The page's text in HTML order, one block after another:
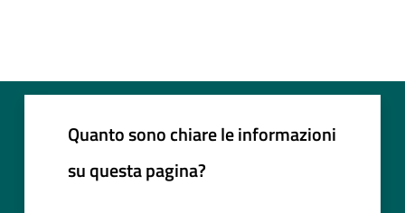
Quanto sono chiare le informazioni
su questa pagina?